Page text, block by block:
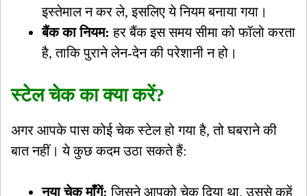
इस्तेमाल न कर ले, इसलिए ये नियम बनाया गया।
बैंक का नियम: हर बैंक इस समय सीमा को फॉलो करता
है, ताकि पुराने लेन-देन की परेशानी न हो।
स्टेल चेक का क्या करें?
अगर आपके पास कोई चेक स्टेल हो गया है, तो घबराने की
बात नहीं। ये कुछ कदम उठा सकते हैं:
नया चेक माँगें: जिसने आपको चेक दिया था, उससे कहें